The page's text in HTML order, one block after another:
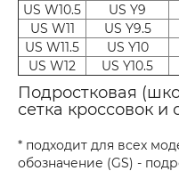
US W10.5
US Y9
US W11
US Y9.5
US W11.5
US Y10
US W12
US Y10.5
Подростковая
сетка кроссовок
* подходит для всех
обозначение (GS) -